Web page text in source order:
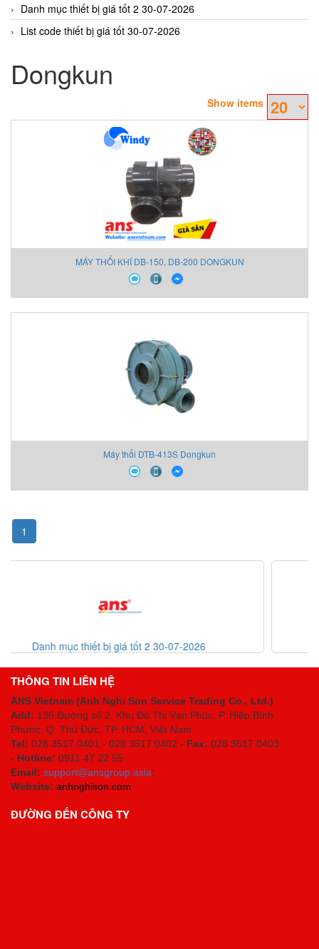
Danh mục thiết bị giá tốt 2 30-07-2026
List code thiết bị giá tốt 30-07-2026
Dongkun
Show items
MÁY THỔI KHÍ DB-150, DB-200 DONGKUN
Máy thổi DTB-413S Dongkun
1
List code thiết bị giá tốt 30-07-2026
THÔNG TIN LIÊN HỆ
ANS Vietnam (Anh Nghi Son Service Trading Co., Ltd.)
Add: 135 Đường số 2, Khu Đô Thị Vạn Phúc, P. Hiệp Bình
Phước, Q. Thủ Đức, TP. HCM , Việt Nam
Tel: 028 3517 0401 - 028 3517 0402 - Fax: 028 3517 0403
- Hotline: 0911 47 22 55
Email: support@ansgroup.asia;
Website: anhnghison.com
ĐƯỜNG ĐẾN CÔNG TY